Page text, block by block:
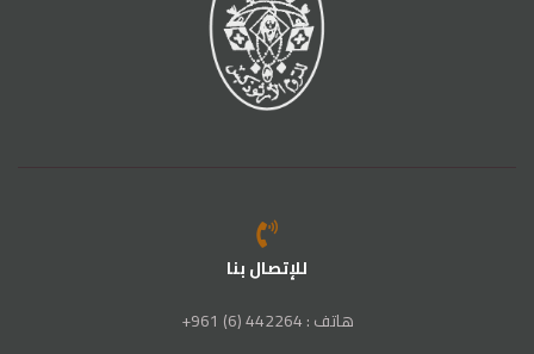
للإتصال بنا
هاتف : 442264 (6) 961+